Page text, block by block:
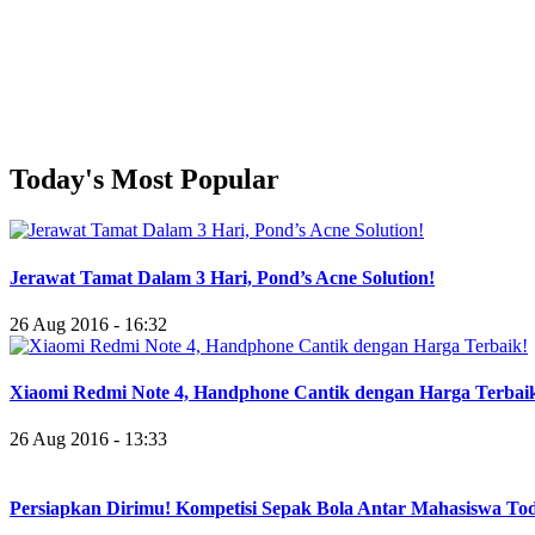
Today's Most Popular
Jerawat Tamat Dalam 3 Hari, Pond’s Acne Solution!
26 Aug 2016 - 16:32
Xiaomi Redmi Note 4, Handphone Cantik dengan Harga
26 Aug 2016 - 13:33
Persiapkan Dirimu! Kompetisi Sepak Bola Antar Mahasiswa